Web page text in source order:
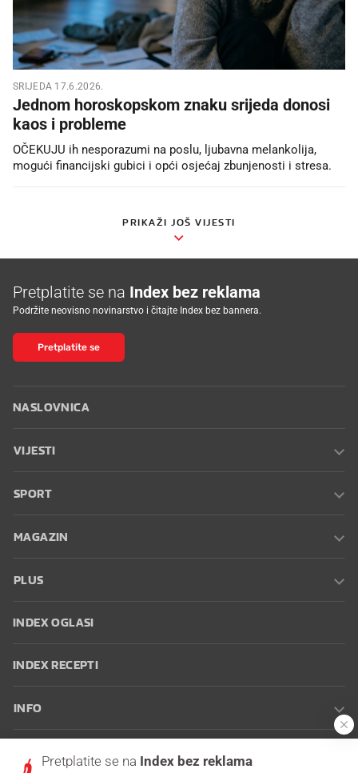
SRIJEDA 17.6.2026.
Jednom horoskopskom znaku srijeda donosi
kaos i probleme
OČEKUJU ih nesporazumi na poslu, ljubavna melankolija,
mogući financijski gubici i opći osjećaj zbunjenosti i stresa.
PRIKAŽI JOŠ VIJESTI
Pretplatite se na Index bez reklama
Podržite neovisno novinarstvo i čitajte Index bez bannera.
Pretplatite se
NASLOVNICA
VIJESTI
SPORT
MAGAZIN
PLUS
INDEX OGLASI
INDEX RECEPTI
INFO
korištenja
Postavke kolačića
Pretplatite se na Index bez reklama